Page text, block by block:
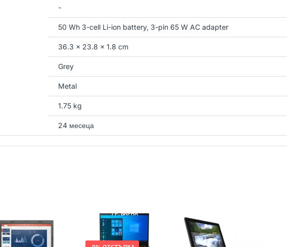
-
50 Wh 3-cell Li-ion battery, 3-pin 65 W AC adapter
36.3 x 23.8 x 1.8 cm
Grey
Metal
1.75 kg
24 месеца
ГР. ВАРНА